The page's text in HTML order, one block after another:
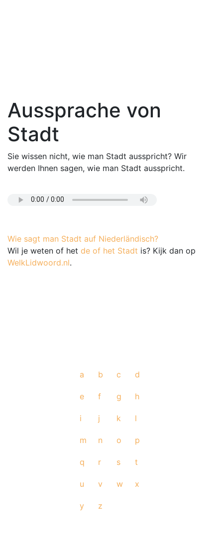
Aussprache von
Stadt
Sie wissen nicht, wie man Stadt ausspricht? Wir
werden Ihnen sagen, wie man Stadt ausspricht.
Wie sagt man Stadt auf Niederländisch?
Wil je weten of het de of het Stadt is? Kijk dan op
WelkLidwoord.nl.
a b c d
e f g h
i j k l
m n o p
q r s t
u v w x
y z